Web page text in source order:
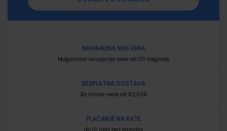
NAGRADNA SMS IGRA
Mogućnost osvajanja neke od 101 nagrade
BESPLATNA DOSTAVA
Za iznose veće od 62,50€
PLAĆANJE NA RATE